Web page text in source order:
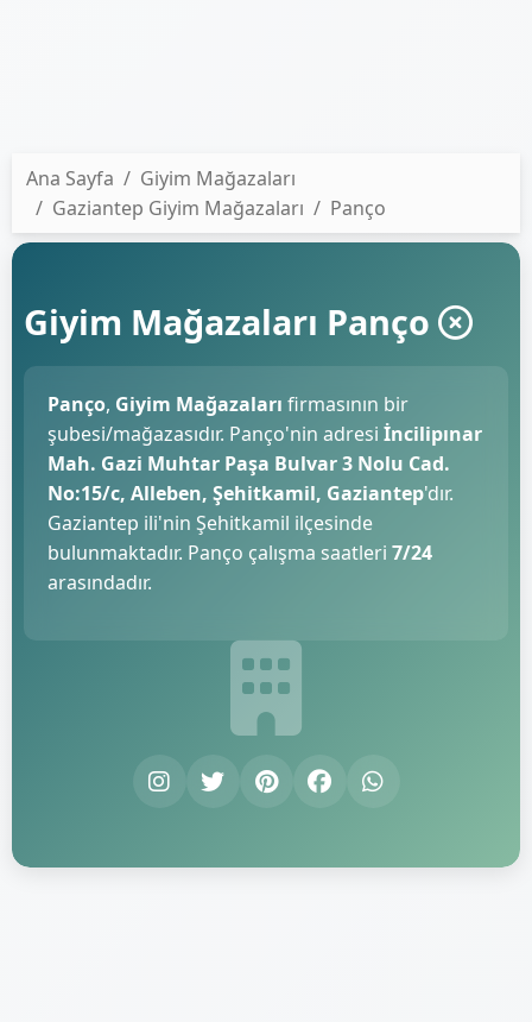
Ana Sayfa
Giyim Mağazaları
Gaziantep Giyim Mağazaları
Panço
Giyim Mağazaları Panço
Panço, Giyim Mağazaları firmasının bir
şubesi/mağazasıdır. Panço'nin adresi İncilipınar
Mah. Gazi Muhtar Paşa Bulvar 3 Nolu Cad.
No:15/c, Alleben, Şehitkamil, Gaziantep'dır.
Gaziantep ili'nin Şehitkamil ilçesinde
bulunmaktadır. Panço çalışma saatleri 7/24
arasındadır.